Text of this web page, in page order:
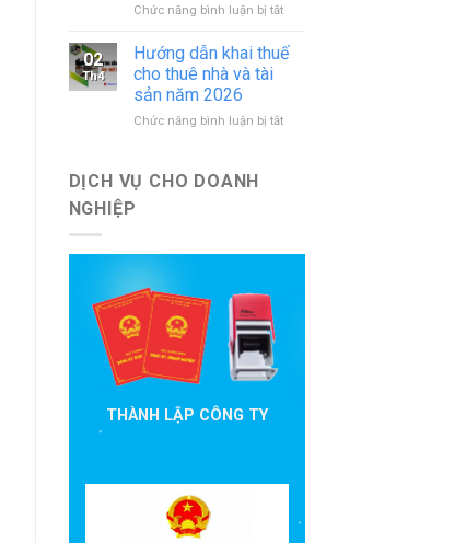
đầu
ra
nhất
Chức năng bình luận bị tắtở
loại
báo
tư
hành
02
Th4
Hướng dẫn khai thuế
cho thuê nhà và tài
sản năm 2026
Chức năng bình luận bị tắtở
DỊCH VỤ CHO DOANH
NGHIỆP
THÀNH LẬP CÔNG TY